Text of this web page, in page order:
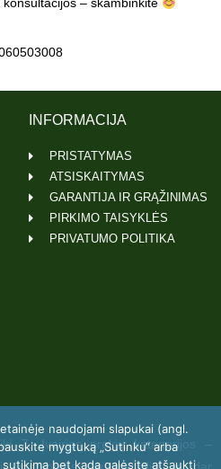
– skambinkite
Z. Įvairios prekių kategorijos –
INFORMACIJA
PRISTATYMAS
ATSISKAITYMAS
GARANTIJA IR GRĄŽINIMAS
PIRKIMO TAISYKLĖS
PRIVATUMO POLITIKA
naudojami slapukai (angl.
mygtuką „Sutinku“ arba
bet kada galėsite atšaukti